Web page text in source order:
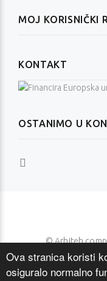
Ova stranica koristi
osiguralo normalno
OSTANIMO U
MOJ KORISNIČKI
KONTAKT
© Arhiteh